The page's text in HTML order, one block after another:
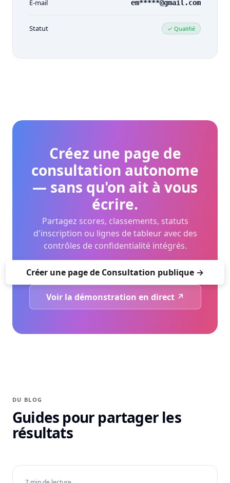
Télécharger l’exemple : Résultats du
E-mail em*****@gmail.com
Statut ✓ Qualifié
Créez une page de
consultation autonome
— sans qu'on ait à vous
écrire.
Partagez scores, classements, statuts
d'inscription ou lignes de tableur avec des
contrôles de confidentialité intégrés.
Créer une page de Consultation publique →
Voir la démonstration en direct ↗
DU BLOG
Guides pour partager les
résultats